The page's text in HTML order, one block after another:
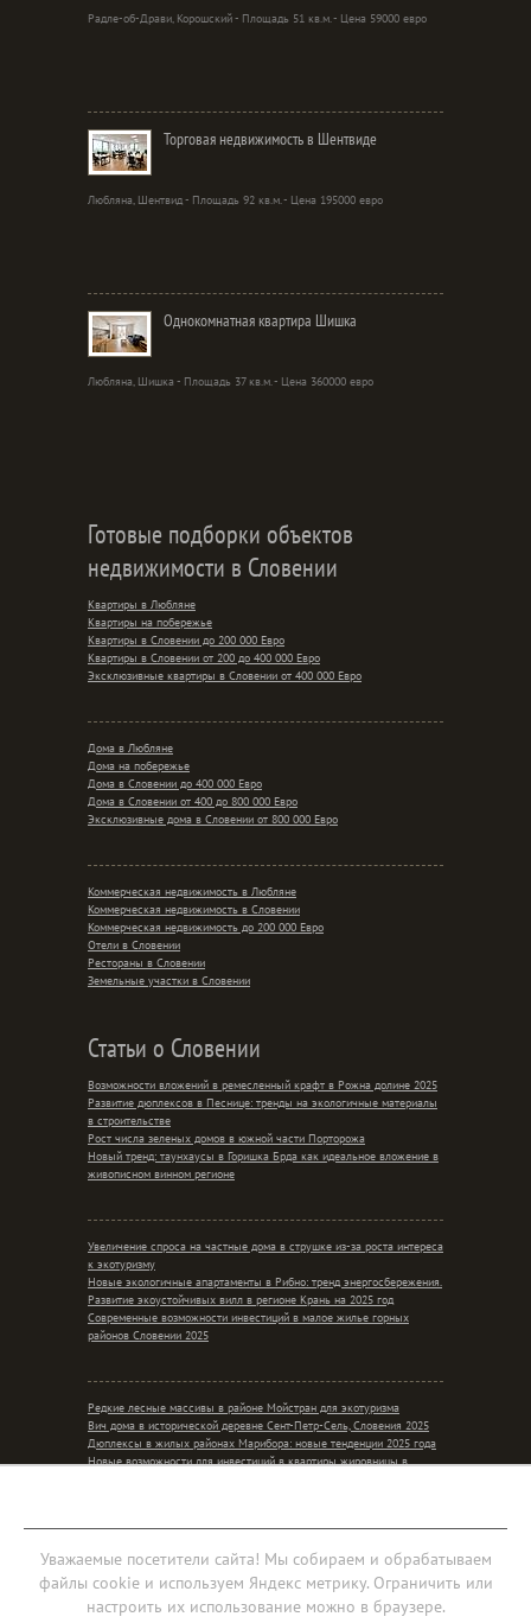
Радле-об-Драви, Корошский - Площадь 51 кв.м. - Цена 59000 евро
Торговая недвижимость в Шентвиде
Любляна, Шентвид - Площадь 92 кв.м. - Цена 195000 евро
Однокомнатная квартира Шишка
Любляна, Шишка - Площадь 37 кв.м. - Цена 360000 евро
Готовые подборки объектов
недвижимости в Словении
Квартиры в Любляне
Квартиры на побережье
Квартиры в Словении до 200 000 Евро
Квартиры в Словении от 200 до 400 000 Евро
Эксклюзивные квартиры в Словении от 400 000 Евро
Дома в Любляне
Дома на побережье
Дома в Словении до 400 000 Евро
Дома в Словении от 400 до 800 000 Евро
Эксклюзивные дома в Словении от 800 000 Евро
Коммерческая недвижимость в Любляне
Коммерческая недвижимость в Словении
Коммерческая недвижимость до 200 000 Евро
Отели в Словении
Рестораны в Словении
Земельные участки в Словении
Статьи о Словении
Возможности вложений в ремесленный крафт в Рожна долине 2025
Развитие дюплексов в Песнице: тренды на экологичные материалы
в строительстве
Рост числа зеленых домов в южной части Порторожа
Новый тренд: таунхаусы в Горишка Брда как идеальное вложение в
живописном винном регионе
Увеличение спроса на частные дома в струшке из-за роста интереса
к экотуризму
Новые экологичные апартаменты в Рибно: тренд энергосбережения.
Развитие экоустойчивых вилл в регионе Крань на 2025 год
Современные возможности инвестиций в малое жилье горных
районов Словении 2025
Редкие лесные массивы в районе Мойстран для экотуризма
Вич дома в исторической деревне Сент-Петр-Сель, Словения 2025
Дюплексы в жилых районах Марибора: новые тенденции 2025 года
Новые возможности для инвестиций в квартиры жировницы в
Соглашение об обработке персональных данных
Мобильная версия
Уважаемые посетители сайта! Мы собираем и обрабатываем
файлы cookie и используем Яндекс метрику. Ограничить или
настроить их использование можно в браузере.